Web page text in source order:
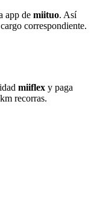
app de miituo. Así
correspondiente.
miiflex y paga
recorras.